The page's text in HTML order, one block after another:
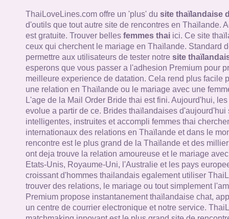
ThaiLoveLines.com offre un 'plus' du site thaïlandaise
d'outils que tout autre site de rencontres en Thaïlande.
est gratuite. Trouver bellesfemmes thaiici. Ce site
ceux qui cherchent le mariage en Thaïlande. Standard
permettre aux utilisateurs de tester notre site
esperons que vous passer a l'adhesion Premium pour
meilleure experience de datation. Cela rend plus facile
une relation en Thaïlande ou le mariage avec une
L'age de la Mail Order Bride thai est fini. Aujourd'hui,
evolue a partir de ce. Brides thaïlandaises d'aujourd'hui
intelligentes, instruites et accompli femmes thai
internationaux des relations en Thaïlande et dans le
rencontre est le plus grand de la Thaïlande et des
ont deja trouve la relation amoureuse et le mariage
Etats-Unis, Royaume-Uni, l'Australie et les pays
croissant d'hommes thailandais egalement utiliser
trouver des relations, le mariage ou tout simplement
Premium propose instantanement thaïlandaise chat,
un centre de courrier electronique et notre service.